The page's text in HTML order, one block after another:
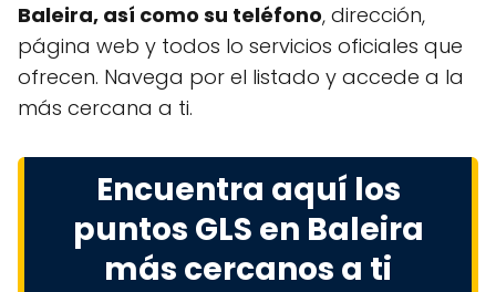
Baleira, así como su teléfono, dirección,
página web y todos lo servicios oficiales que
ofrecen. Navega por el listado y accede a la
más cercana a ti.
Encuentra aquí los
puntos GLS en Baleira
más cercanos a ti